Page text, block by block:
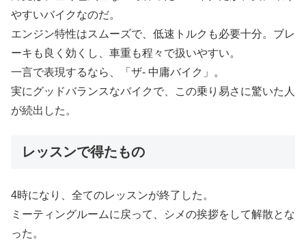
やすいバイクなのだ。
エンジン特性はスムーズで、低速トルクも必要十分。ブレ
ーキも良く効くし、車重も程々で扱いやすい。
一言で表現するなら、「ザ- 中庸バイク」。
実にグッドバランスなバイクで、この乗り易さに驚いた人
が続出した。
レッスンで得たもの
4時になり、全てのレッスンが終了した。
ミーティングルームに戻って、シメの挨拶をして解散とな
った。